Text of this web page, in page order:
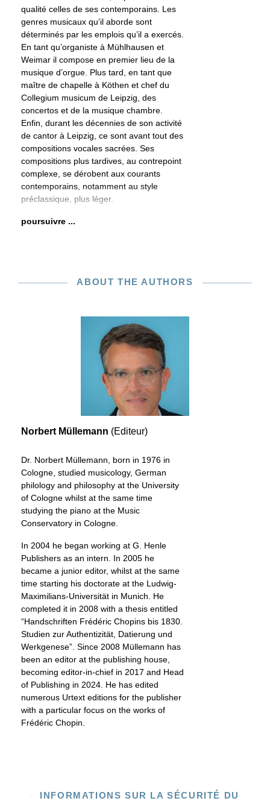
qualité celles de ses contemporains. Les
genres musicaux qu’il aborde sont
déterminés par les emplois qu’il a exercés.
En tant qu’organiste à Mühlhausen et
Weimar il compose en premier lieu de la
musique d’orgue. Plus tard, en tant que
maître de chapelle à Köthen et chef du
Collegium musicum de Leipzig, des
concertos et de la musique chambre.
Enfin, durant les décennies de son activité
de cantor à Leipzig, ce sont avant tout des
compositions vocales sacrées. Ses
compositions plus tardives, au contrepoint
complexe, se dérobent aux courants
contemporains, notamment au style
préclassique, plus léger.
poursuivre ...
ABOUT THE AUTHORS
Norbert Müllemann (Editeur)
Dr. Norbert Müllemann, born in 1976 in
Cologne, studied musicology, German
philology and philosophy at the University
of Cologne whilst at the same time
studying the piano at the Music
Conservatory in Cologne.
In 2004 he began working at G. Henle
Publishers as an intern. In 2005 he
became a junior editor, whilst at the same
time starting his doctorate at the Ludwig-
Maximilians-Universität in Munich. He
completed it in 2008 with a thesis entitled
“Handschriften Frédéric Chopins bis 1830.
Studien zur Authentizität, Datierung und
Werkgenese”. Since 2008 Müllemann has
been an editor at the publishing house,
becoming editor-in-chief in 2017 and Head
of Publishing in 2024. He has edited
numerous Urtext editions for the publisher
with a particular focus on the works of
Frédéric Chopin.
INFORMATIONS SUR LA SÉCURITÉ DU